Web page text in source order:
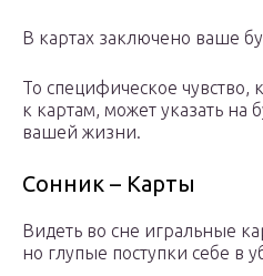
В картах заключено ваше
То специфическое чувство,
к картам, может указать на
вашей жизни.
Сонник – Карты
Видеть во сне игральные
но глупые поступки себе в